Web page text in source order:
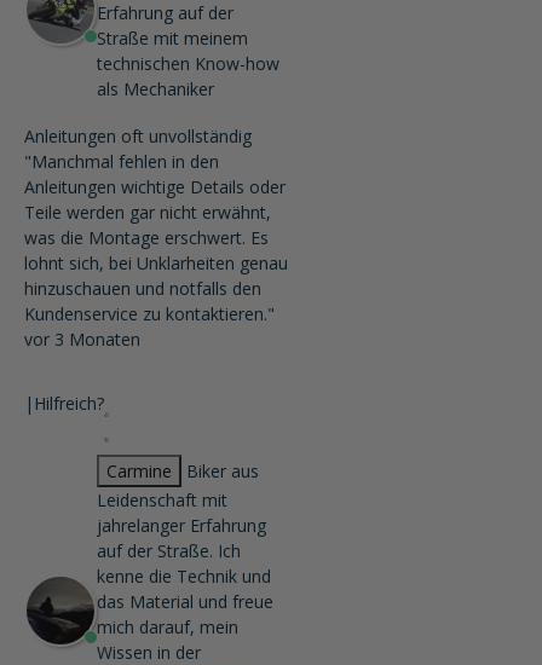
Erfahrung auf der
Straße mit meinem
technischen Know-how
als Mechaniker
Anleitungen oft unvollständig
"Manchmal fehlen in den
Anleitungen wichtige Details oder
Teile werden gar nicht erwähnt,
was die Montage erschwert. Es
lohnt sich, bei Unklarheiten genau
hinzuschauen und notfalls den
Kundenservice zu kontaktieren."
vor 3 Monaten
| Hilfreich?
Carmine
Biker aus
Leidenschaft mit
jahrelanger Erfahrung
auf der Straße. Ich
kenne die Technik und
das Material und freue
mich darauf, mein
Wissen in der